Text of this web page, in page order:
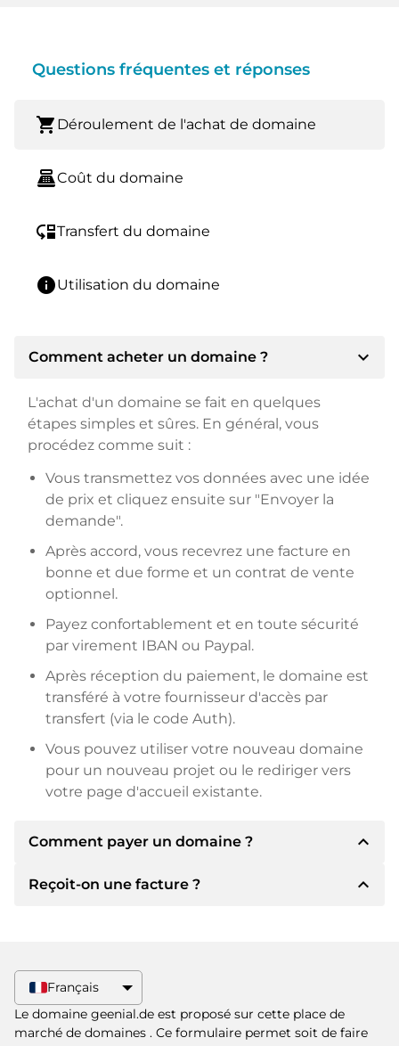
Questions fréquentes et réponses
shopping_cart Déroulement de l'achat de domaine
point_of_saleCoût du domaine
move_downTransfert du domaine
infoUtilisation du domaine
Comment acheter un domaine ? expand_more
L'achat d'un domaine se fait en quelques
étapes simples et sûres. En général, vous
procédez comme suit :
Vous transmettez vos données avec une idée
de prix et cliquez ensuite sur "Envoyer la
demande".
Après accord, vous recevrez une facture en
bonne et due forme et un contrat de vente
optionnel.
Payez confortablement et en toute sécurité
par virement IBAN ou Paypal.
Après réception du paiement, le domaine est
transféré à votre fournisseur d'accès par
transfert (via le code Auth).
Vous pouvez utiliser votre nouveau domaine
pour un nouveau projet ou le rediriger vers
votre page d'accueil existante.
Comment payer un domaine ? expand_less
Après un accord, le titulaire vous
proposera Paypal ou d'autres méthodes de
paiement.
Veuillez toujours mentionner le nom de
Reçoit-on une facture ? expand_less
élevé, vous recevrez également un contrat de
vente supplémentaire si vous le souhaitez.
Français
Le domaine geenial.de est proposé sur cette place de
marché de domaines . Ce formulaire permet soit de faire